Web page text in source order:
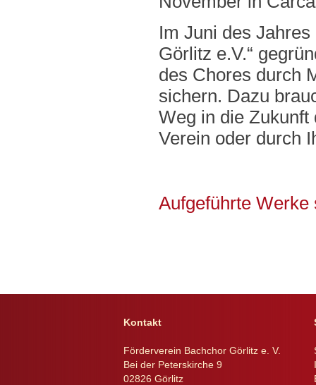
Im Juni des
Görlitz e.V.“
des Chores durch
sichern. Dazu
Weg in die
Verein oder durch
Aufgeführte Werke
Kontakt
Förderverein Bachchor Görlitz e. V.
Bei der Peterskirche 9
02826 Görlitz